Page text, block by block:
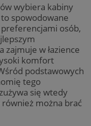
wybiera kabiny
spowodowane
osób,
zajmuje w łazience
komfort
podstawowych
tego
się wtedy
można brać